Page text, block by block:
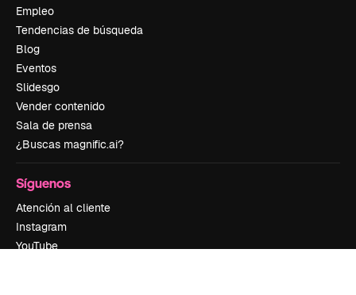
Empleo
Tendencias de búsqueda
Blog
Eventos
Slidesgo
Vender contenido
Sala de prensa
¿Buscas magnific.ai?
Síguenos
Atención al cliente
Instagram
YouTube